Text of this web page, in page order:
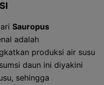
Sauropus
adalah
produksi air susu
daun ini diyakini
sehingga